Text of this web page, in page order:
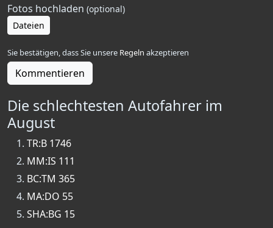
Fotos hochladen (optional)
Dateien
Sie bestätigen, dass Sie unsere Regeln akzeptieren
Kommentieren
Die schlechtesten Autofahrer im
August
TR:B 1746
MM:IS 111
BC:TM 365
MA:DO 55
SHA:BG 15